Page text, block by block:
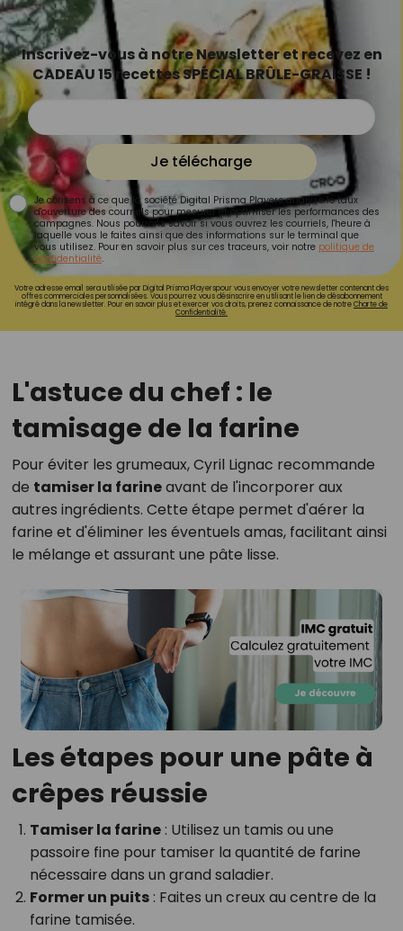
Inscrivez-vous à notre Newsletter et recevez en
CADEAU 15 recettes SPÉCIAL BRÛLE-GRAISSE !
Je télécharge
Je consens à ce que la société Digital Prisma Players analyse le taux
d'ouverture des courriels pour mesurer et optimiser les performances des
campagnes. Nous pourrons savoir si vous ouvrez les courriels, l'heure à
laquelle vous le faites ainsi que des informations sur le terminal que
vous utilisez. Pour en savoir plus sur ces traceurs, voir notre politique de
confidentialité.
Votre adresse email sera utilisée par Digital Prisma Playerspour vous envoyer votre newsletter contenant des
offres commerciales personnalisées. Vous pourrez vous désinscrire en utilisant le lien de désabonnement
intégré dans la newsletter. Pour en savoir plus et exercer vos droits, prenez connaissance de notreCharte de
Confidentialité.
L'astuce du chef : le
tamisage de la farine
Pour éviter les grumeaux, Cyril Lignac recommande
de tamiser la farineavant de l'incorporer aux
autres ingrédients. Cette étape permet d'aérer la
farine et d'éliminer les éventuels amas, facilitant ainsi
le mélange et assurant une pâte lisse.
Les étapes pour une pâte à
crêpes réussie
Tamiser la farine: Utilisez un tamis ou une
passoire fine pour tamiser la quantité de farine
nécessaire dans un grand saladier.
Former un puits: Faites un creux au centre de la
farine tamisée.